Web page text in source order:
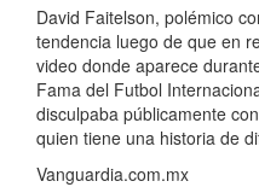
David Faitelson, polémico
tendencia luego de que en
video donde aparece
Fama del Futbol
disculpaba públicamente
quien tiene una historia de
Vanguardia.com.mx